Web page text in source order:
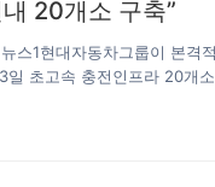
20개소 구축”
1현대자동차그룹이 본격
초고속 충전인프라 20개
된 모든 서비스를 쉽고 빠